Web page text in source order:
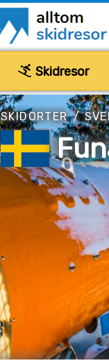
Skidresor
SKIDORTER/